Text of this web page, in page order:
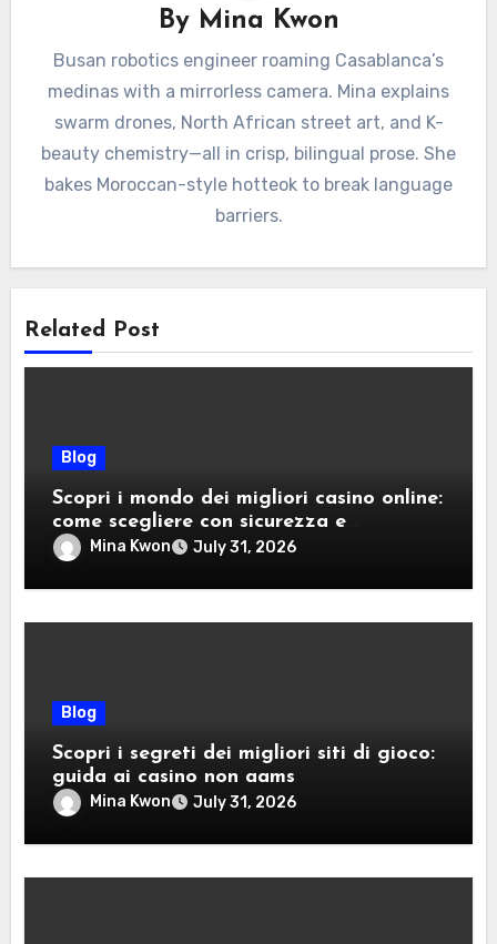
By Mina Kwon
Busan robotics engineer roaming Casablanca’s
medinas with a mirrorless camera. Mina explains
swarm drones, North African street art, and K-
beauty chemistry—all in crisp, bilingual prose. She
bakes Moroccan-style hotteok to break language
barriers.
Related Post
Blog
Scopri i mondo dei migliori casino online:
come scegliere con sicurezza e
divertimento
Mina Kwon July 31, 2026
Blog
Scopri i segreti dei migliori siti di gioco:
guida ai casino non aams
Mina Kwon July 31, 2026